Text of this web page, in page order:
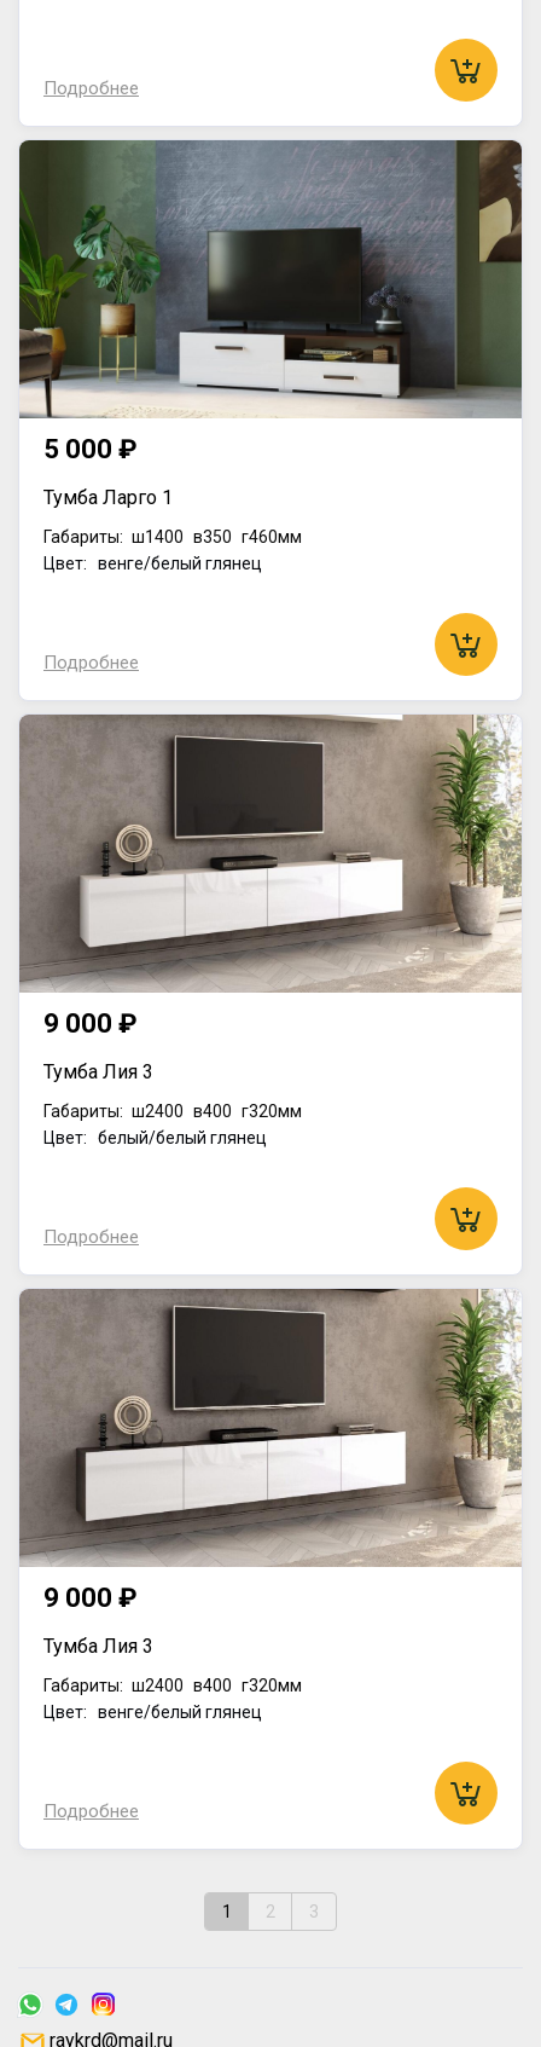
Подробнее
5 000 ₽
Тумба Ларго 1
Габариты: ш1400 в350 г460мм
Цвет: венге/белый глянец
Подробнее
9 000 ₽
Тумба Лия 3
Габариты: ш2400 в400 г320мм
Цвет: белый/белый глянец
Подробнее
9 000 ₽
Тумба Лия 3
Габариты: ш2400 в400 г320мм
Цвет: венге/белый глянец
Подробнее
1 2 3
raykrd@mail.ru